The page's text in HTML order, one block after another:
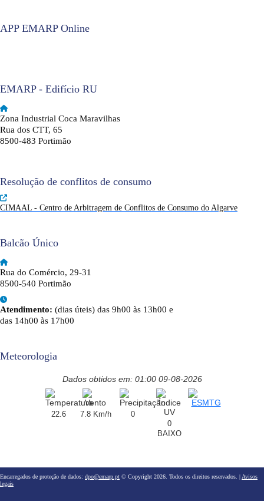
APP EMARP Online
EMARP - Edifício RU
Zona Industrial Coca Maravilhas
Rua dos CTT, 65
8500-483 Portimão
Resolução de conflitos de consumo
CIMAAL - Centro de Arbitragem de Conflitos de Consumo do Algarve
Balcão Único
Rua do Comércio, 29-31
8500-540 Portimão
Atendimento: (dias úteis) das 9h00 às 13h00 e
das 14h00 às 17h00
Meteorologia
Dados obtidos em: 01:00 09-08-2026
22.6 7.8 Km/h
0
0
BAIXO
Encarregados de proteção de dados: dpo@emarp.pt © Copyright 2026. Todos os direitos reservados. | Avisos
legais